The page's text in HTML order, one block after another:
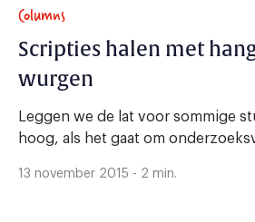
Columns
Scripties halen met
wurgen
Leggen we de lat voor sommige
hoog, als het gaat om
13 november 2015 - 2 min.